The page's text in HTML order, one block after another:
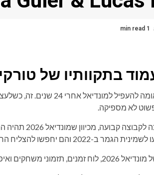
1 min read
בתקוותיו של טורקיה
הצעירים של טורקיה עזרו
לא מספיקה.
אוסטרליה,
משחקים ואיפה לצפות